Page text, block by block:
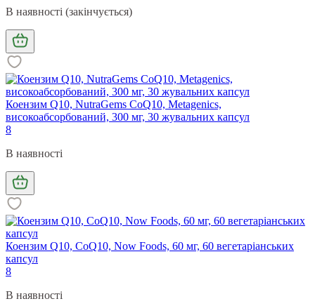
В наявності (закінчується)
Коензим Q10, NutraGems CoQ10, Metagenics,
високоабсорбований, 300 мг, 30 жувальних капсул
8
В наявності
Коензим Q10, CoQ10, Now Foods, 60 мг, 60 вегетаріанських
капсул
8
В наявності